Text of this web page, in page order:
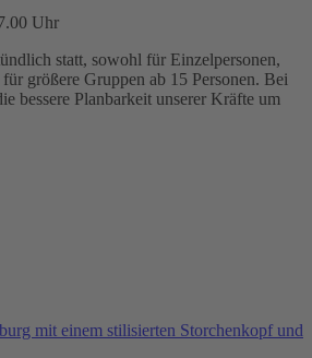
Uhr
statt, sowohl für Einzelpersonen,
größere Gruppen ab 15 Personen. Bei
bessere Planbarkeit unserer Kräfte um